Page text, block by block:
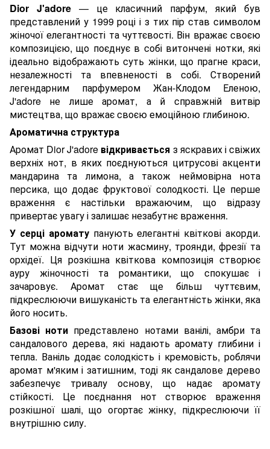
Dior J'adore— це класичний парфум, який був
представлений у 1999 році і з тих пір став символом
жіночої елегантності та чуттєвості. Він вражає своєю
композицією, що поєднує в собі витончені нотки, які
ідеально відображають суть жінки, що прагне краси,
незалежності та впевненості в собі. Створений
легендарним парфумером Жан-Клодом Еленою,
J'adore не лише аромат, а й справжній витвір
мистецтва, що вражає своєю емоційною глибиною.
Ароматична структура
Аромат Dior J'adore відкривається з яскравих і свіжих
верхніх нот, в яких поєднуються цитрусові акценти
мандарина та лимона, а також неймовірна нота
персика, що додає фруктової солодкості. Це перше
враження є настільки вражаючим, що відразу
привертає увагу і залишає незабутнє враження.
У серці ароматупанують елегантні квіткові акорди.
Тут можна відчути ноти жасмину, троянди, фрезії та
орхідеї. Ця розкішна квіткова композиція створює
ауру жіночності та романтики, що спокушає і
зачаровує. Аромат стає ще більш чуттєвим,
підкреслюючи вишуканість та елегантність жінки, яка
його носить.
Базові ноти представлено нотами ванілі, амбри та
сандалового дерева, які надають аромату глибини і
тепла. Ваніль додає солодкість і кремовість, роблячи
аромат м'яким і затишним, тоді як сандалове дерево
забезпечує тривалу основу, що надає аромату
стійкості. Це поєднання нот створює враження
розкішної шалі, що огортає жінку, підкреслюючи її
внутрішню силу.